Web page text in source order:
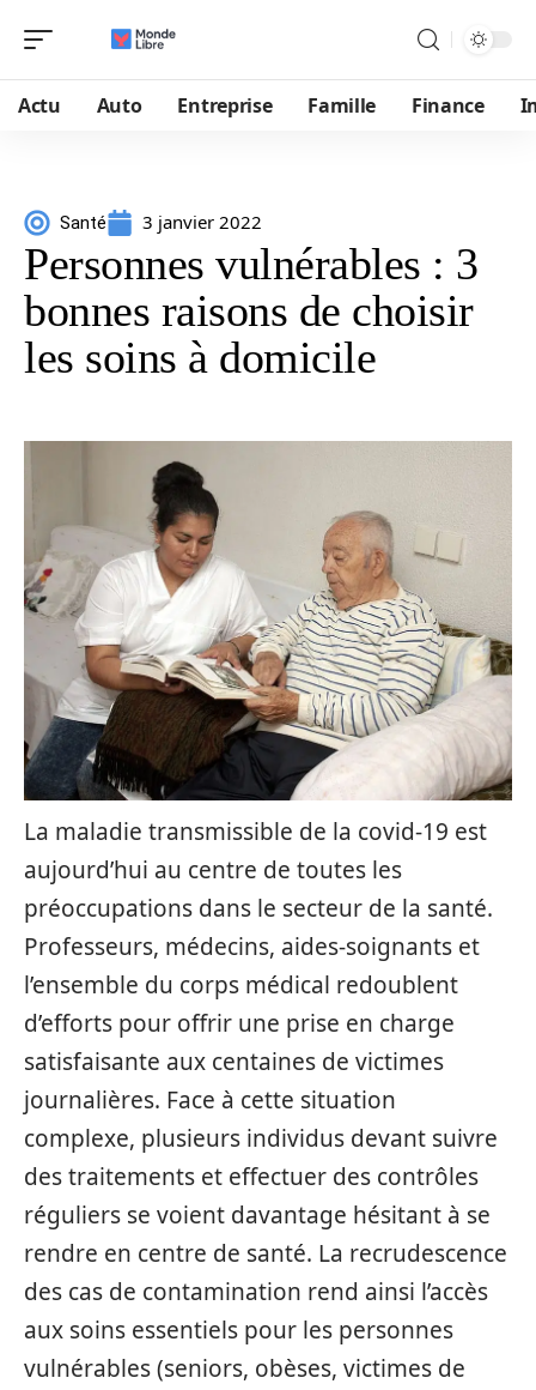
Actu Auto Entreprise Famille Finance
Santé 3 janvier 2022
Personnes vulnérables : 3
bonnes raisons de choisir
les soins à domicile
La maladie transmissible de la covid-19 est
aujourd’hui au centre de toutes les
préoccupations dans le secteur de la santé.
Professeurs, médecins, aides-soignants et
l’ensemble du corps médical redoublent
d’efforts pour offrir une prise en charge
satisfaisante aux centaines de victimes
journalières. Face à cette situation
complexe, plusieurs individus devant suivre
des traitements et effectuer des contrôles
réguliers se voient davantage hésitant à se
rendre en centre de santé. La recrudescence
des cas de contamination rend ainsi l’accès
aux soins essentiels pour les personnes
vulnérables (seniors, obèses, victimes de